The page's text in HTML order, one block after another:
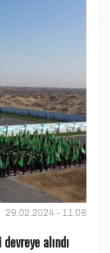
29.02.2024 - 11:08
alındı